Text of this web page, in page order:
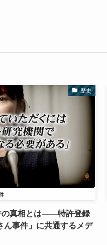
歴史
の真相とは――特許登録
ん事件」に共通するメデ